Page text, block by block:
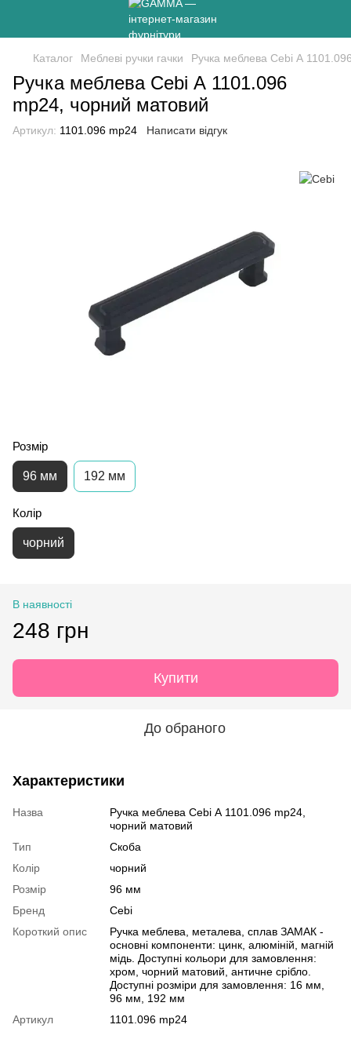
Каталог Меблеві ручки гачки Ручка меблева Cebi А
Ручка меблева Cebi А 1101.096
mp24, чорний матовий
Артикул: 1101.096 mp24 Написати відгук
Розмір
96 мм 192 мм
Колір
чорний
В наявності
248 грн
Купити
До обраного
Характеристики
Назва
Ручка меблева Cebi А 1101.096 mp24,
чорний матовий
Тип
Скоба
Колір
чорний
Розмір
96 мм
Бренд
Cebi
Короткий опис
Ручка меблева, металева, сплав ЗАМАК -
основні компоненти: цинк, алюміній, магній
мідь. Доступні кольори для замовлення:
хром, чорний матовий, античне срібло.
Доступні розміри для замовлення: 16 мм,
96 мм, 192 мм
Артикул
1101.096 mp24